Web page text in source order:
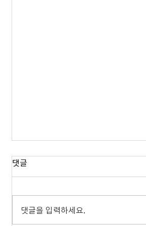
08.02.2026 주보
댓글
댓글을 입력하세요.